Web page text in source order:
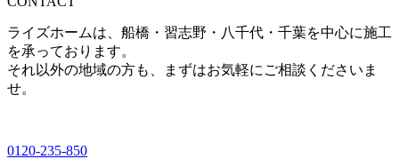
ライズホームは、船橋・習志野・八千代・千葉を中心に施工
を承っております。
それ以外の地域の方も、まずはお気軽にご相談くださいま
せ。
0120-235-850